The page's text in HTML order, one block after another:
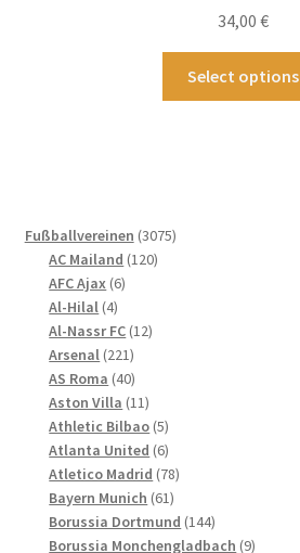
34,00 €
Select options
Fußballvereinen 30753075
AC Mailand 120120
AFC Ajax 66
Al-Hilal 44
Produkte
Al-Nassr FC 1212
Arsenal 221221
Produkte
AS Roma 4040
Produkte
Aston Villa 1111
Produkte
Athletic Bilbao 55
Produkte
Atlanta United 66
Produkte
Atletico Madrid 7878
Bayern Munich 6161
Produkte
Borussia Dortmund 144144
Produkte
Borussia Monchengladbach 99